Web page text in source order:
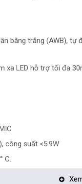
bằng trắng (AWB),
xa LED hỗ trợ tối đa
công suất <5.9W
C.